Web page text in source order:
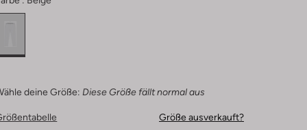
deine Größe: Diese Größe fällt normal aus
Größe ausverkauft?